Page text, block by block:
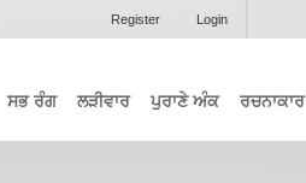
Register Login
ਸਭ ਰੰਗ ਲੜੀਵਾਰ ਪੁਰਾਣੇ ਅੰਕ ਰਚਨਾਕਾਰ